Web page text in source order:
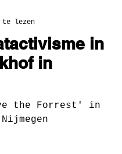
in
in
the Forrest' in
te lezen